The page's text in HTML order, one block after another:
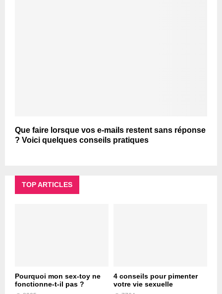
Que faire lorsque vos e-mails restent sans réponse
? Voici quelques conseils pratiques
TOP ARTICLES
Pourquoi mon sex-toy ne
fonctionne-t-il pas ?
4 conseils pour pimenter
votre vie sexuelle